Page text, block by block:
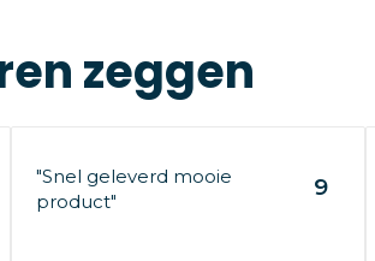
zeggen
"Snel geleverd mooie
product"
9